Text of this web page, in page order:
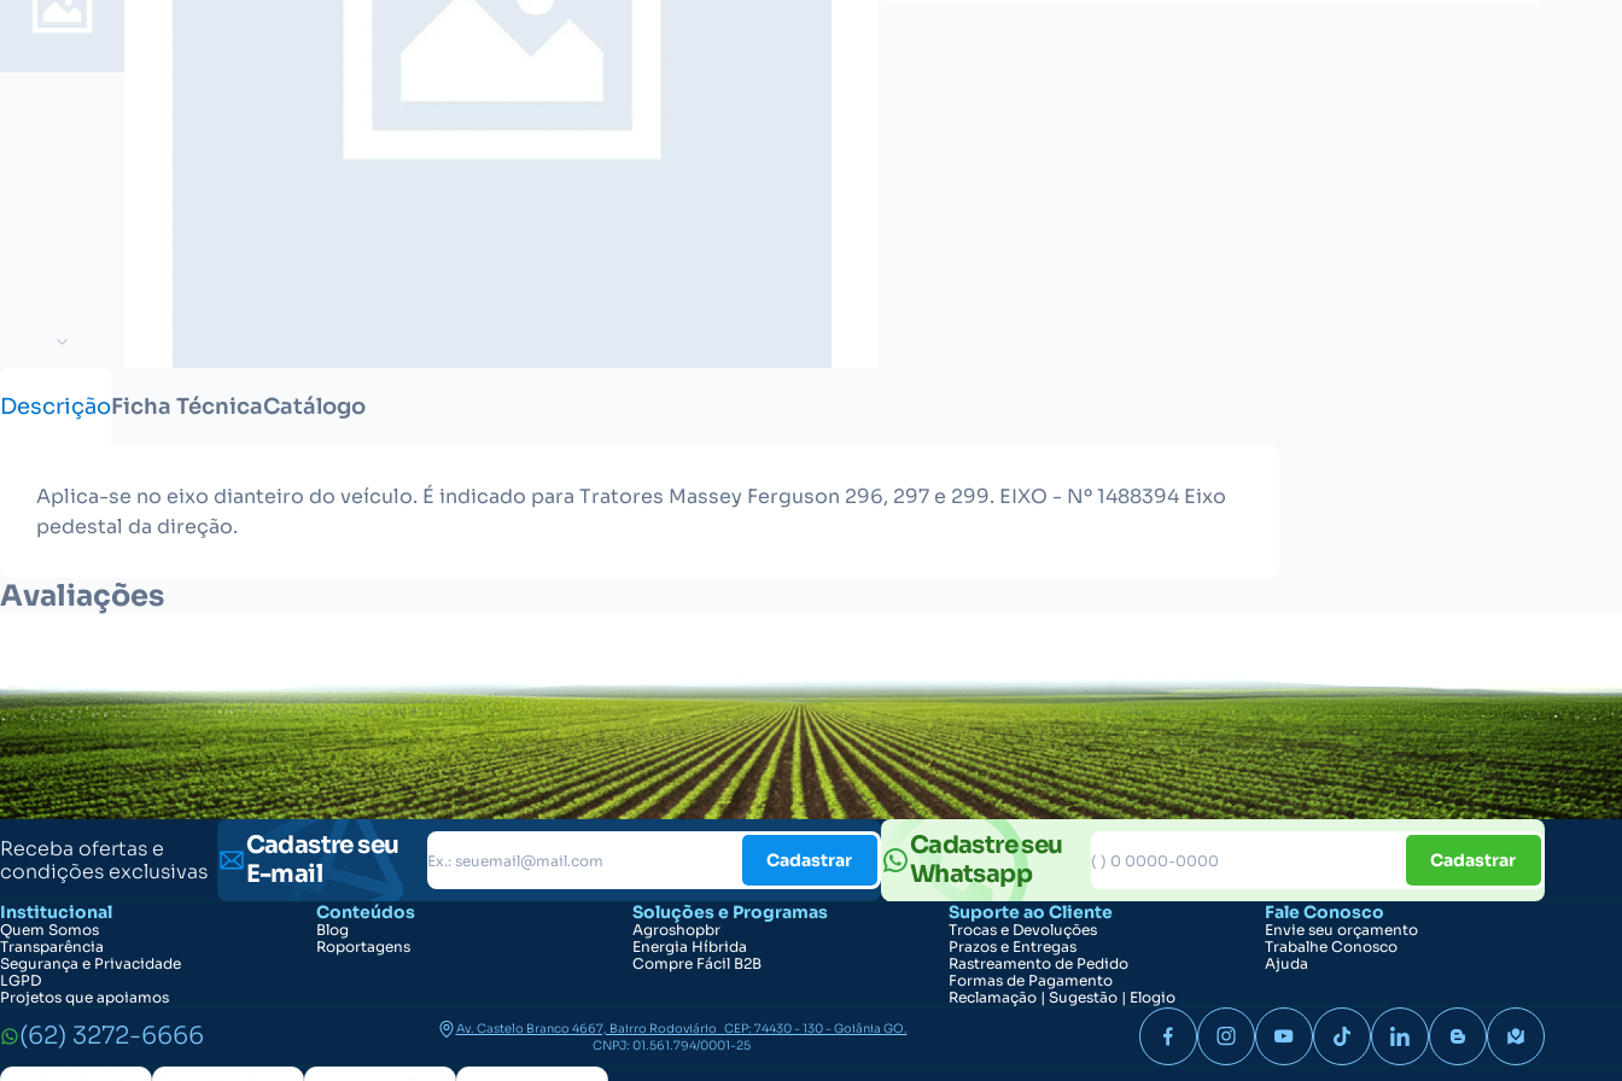
DescriçãoFicha TécnicaCatálogo
Aplica-se no eixo dianteiro do veículo. É indicado para Tratores Massey Ferguson 296, 297 e 299. EIXO - Nº 1488394 Eixo
pedestal da direção.
Avaliações
Receba ofertas e
condições exclusivas
Cadastre seu
E-mail
Cadastrar
Cadastre seu
Whatsapp
Cadastrar
Institucional
Quem Somos
Transparência
Segurança e Privacidade
LGPD
Projetos que apoiamos
Conteúdos
Blog
Roportagens
Soluções e Programas
Agroshopbr
Energia Híbrida
Compre Fácil B2B
Suporte ao Cliente
Trocas e Devoluções
Prazos e Entregas
Rastreamento de Pedido
Formas de Pagamento
Reclamação | Sugestão | Elogio
Fale Conosco
Envie seu orçamento
Trabalhe Conosco
Ajuda
(62) 3272-6666
Av. Castelo Branco 4667, Bairro Rodoviário CEP: 74430 - 130 - Goiânia GO.
CNPJ: 01.561.794/0001-25